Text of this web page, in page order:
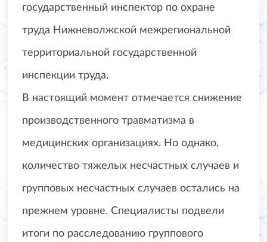
государственный​ инспектор по охране
труда Нижневолжской межрегиональной
территориальной государственной
инспекции труда.
В настоящий момент отмечается снижение
производственного травматизма в
медицинских организациях. Но однако,
количество тяжелых несчастных случаев и
групповых несчастных случаев остались на
прежнем уровне. Специалисты подвели
итоги по расследованию группового